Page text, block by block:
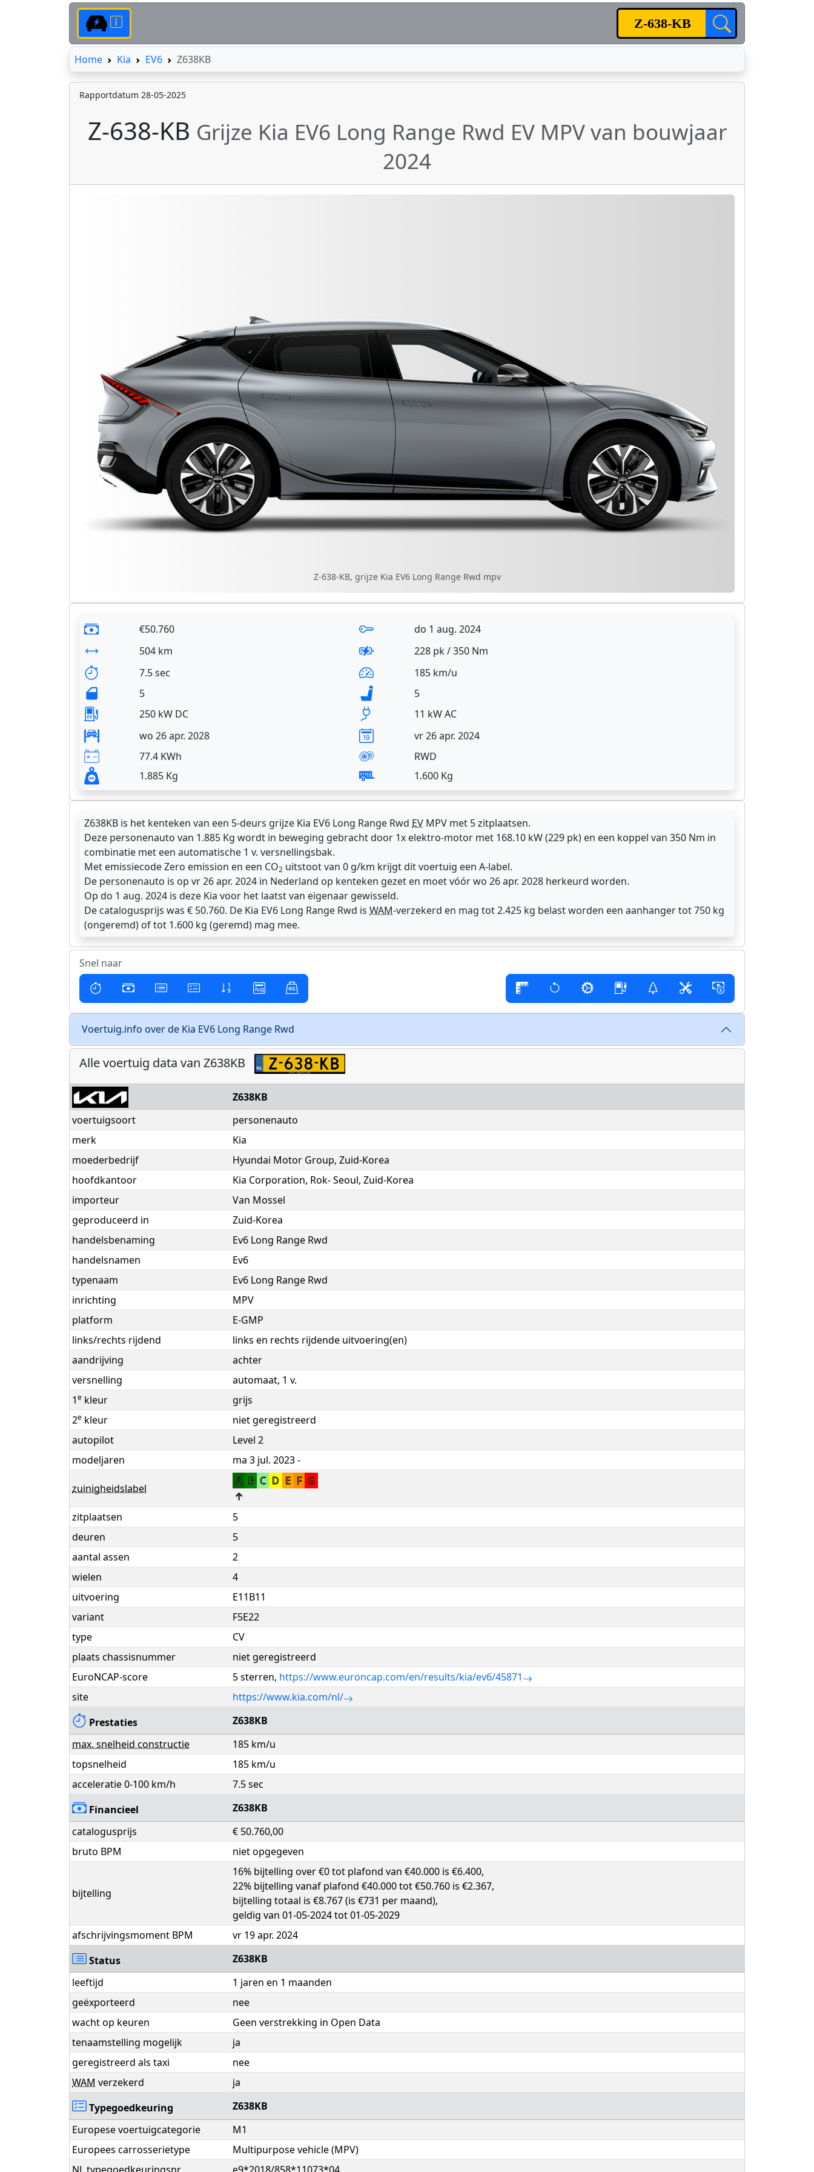
HomeHome
Kia EV6 Z638KB
Rapportdatum 28-05-2025
Z-638-KB Grijze Kia EV6 Long Range Rwd EV MPV van bouwjaar
2024
Z-638-KB, grijze Kia EV6 Long Range Rwd mpv
€50.760
do 1 aug. 2024
504 km
228 pk / 350 Nm
7.5 sec
185 km/u
5
5
250 kW DC
11 kW AC
wo 26 apr. 2028
vr 26 apr. 2024
77.4 KWh
RWD
1.885 Kg
1.600 Kg
Z638KB is het kenteken van een 5-deurs grijze Kia EV6 Long Range Rwd EV MPV met 5 zitplaatsen.
Deze personenauto van 1.885 Kg wordt in beweging gebracht door 1x elektro-motor met 168.10 kW (229 pk) en een koppel van 350 Nm in
combinatie met een automatische 1 v. versnellingsbak.
Met emissiecode Zero emission en een CO2 uitstoot van 0 g/km krijgt dit voertuig een A-label.
De personenauto is op vr 26 apr. 2024 in Nederland op kenteken gezet en moet vóór wo 26 apr. 2028 herkeurd worden.
Op do 1 aug. 2024 is deze Kia voor het laatst van eigenaar gewisseld.
De catalogusprijs was € 50.760. De Kia EV6 Long Range Rwd is WAM-verzekerd en mag tot 2.425 kg belast worden een aanhanger tot 750 kg
(ongeremd) of tot 1.600 kg (geremd) mag mee.
Snel naar
Voertuig.info over de Kia EV6 Long Range Rwd
Alle voertuig data van Z638KB
Z638KB
voertuigsoort
personenauto
merk
Kia
moederbedrijf
Hyundai Motor Group, Zuid-Korea
hoofdkantoor
Kia Corporation, Rok- Seoul, Zuid-Korea
importeur
Van Mossel
geproduceerd in
Zuid-Korea
handelsbenaming
Ev6 Long Range Rwd
handelsnamen
Ev6
typenaam
Ev6 Long Range Rwd
inrichting
MPV
platform
E-GMP
links/rechts rijdend
links en rechts rijdende uitvoering(en)
aandrijving
achter
versnelling
automaat, 1 v.
1e kleur
grijs
2e kleur
niet geregistreerd
autopilot
Level 2
modeljaren
ma 3 jul. 2023 -
zuinigheidslabel
A B C D E F G
↑
zitplaatsen
5
deuren
5
aantal assen
2
wielen
4
uitvoering
E11B11
variant
F5E22
type
CV
plaats chassisnummer
niet geregistreerd
EuroNCAP-score
5 sterren, https://www.euroncap.com/en/results/kia/ev6/45871
site
https://www.kia.com/nl/
Prestaties
Z638KB
max. snelheid constructie
185 km/u
topsnelheid
185 km/u
acceleratie 0-100 km/h
7.5 sec
Financieel
Z638KB
catalogusprijs
€ 50.760,00
bruto BPM
niet opgegeven
bijtelling
16% bijtelling over €0 tot plafond van €40.000 is €6.400,
22% bijtelling vanaf plafond €40.000 tot €50.760 is €2.367,
bijtelling totaal is €8.767 (is €731 per maand),
geldig van 01-05-2024 tot 01-05-2029
afschrijvingsmoment BPM
vr 19 apr. 2024
Status
Z638KB
leeftijd
1 jaren en 1 maanden
geëxporteerd
nee
wacht op keuren
Geen verstrekking in Open Data
tenaamstelling mogelijk
ja
geregistreerd als taxi
nee
WAM verzekerd
ja
Typegoedkeuring
Z638KB
Europese voertuigcategorie
M1
Europees carrosserietype
Multipurpose vehicle (MPV)